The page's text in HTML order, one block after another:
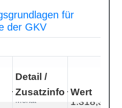
für
der GKV
Detail /
Zusatzinfo Wert
Monat
1.318,33